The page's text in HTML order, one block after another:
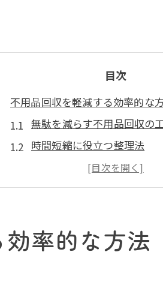
目次
不用品回収を軽減する効率的な
無駄を減らす不用品回収の
時間短縮に役立つ整理法
効率を上げる仕分けテクニッ
不用品回収を簡単にする準
手間を省く不用品管理の秘訣
賢く不用品回収を進めるための指
率的な方法